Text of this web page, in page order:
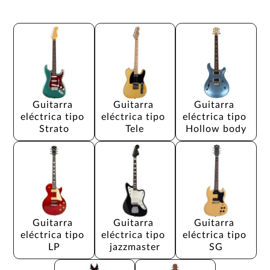
Guitarra
eléctrica tipo
Strato
Guitarra
eléctrica tipo
Tele
Guitarra
eléctrica tipo
Hollow body
Guitarra
eléctrica tipo
LP
Guitarra
eléctrica tipo
jazzmaster
Guitarra
eléctrica tipo
SG